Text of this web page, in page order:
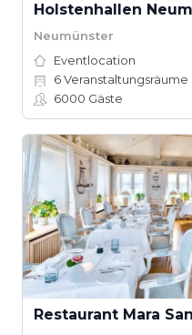
Holstenhallen
Neumünster
Eventlocation
6Veranstaltungsräume
6000 Gäste
Restaurant Mara